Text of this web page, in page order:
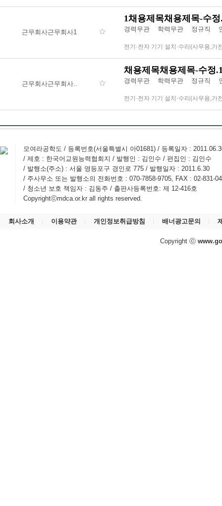
근무회사근무회사1
1채용제목채용제목-수정
경력무관 학력무관 정규직
전기·전자 기기 설치·수리(사무용,가
근무회사근무회사..
채용제목채용제목-수정
경력무관 학력무관 정규직
전기·전자 기기 설치·수리(사무용,가
모여라공학도 / 등록번호(서울특별시 아01681) / 등록일자 :
/ 제호 : 한국어교원능력협회지 / 발행인 : 김인수 / 편집인 : 김인수
/ 발행소(주소) : 서울 영등포구 경인로 775 / 발행일자 : 2011.6.30
/ 주사무소 또는 발행소의 전화번호 : 070-7858-9705, FAX : 02-831-
/ 청소년 보호 책임자 : 김동주 / 출판사등록번호: 제 12-416호
Copyrightⓒmdca.or.kr all rights reserved.
회사소개 이용약관 개인정보취급방침 배너광고문의
Copyright ⓒ